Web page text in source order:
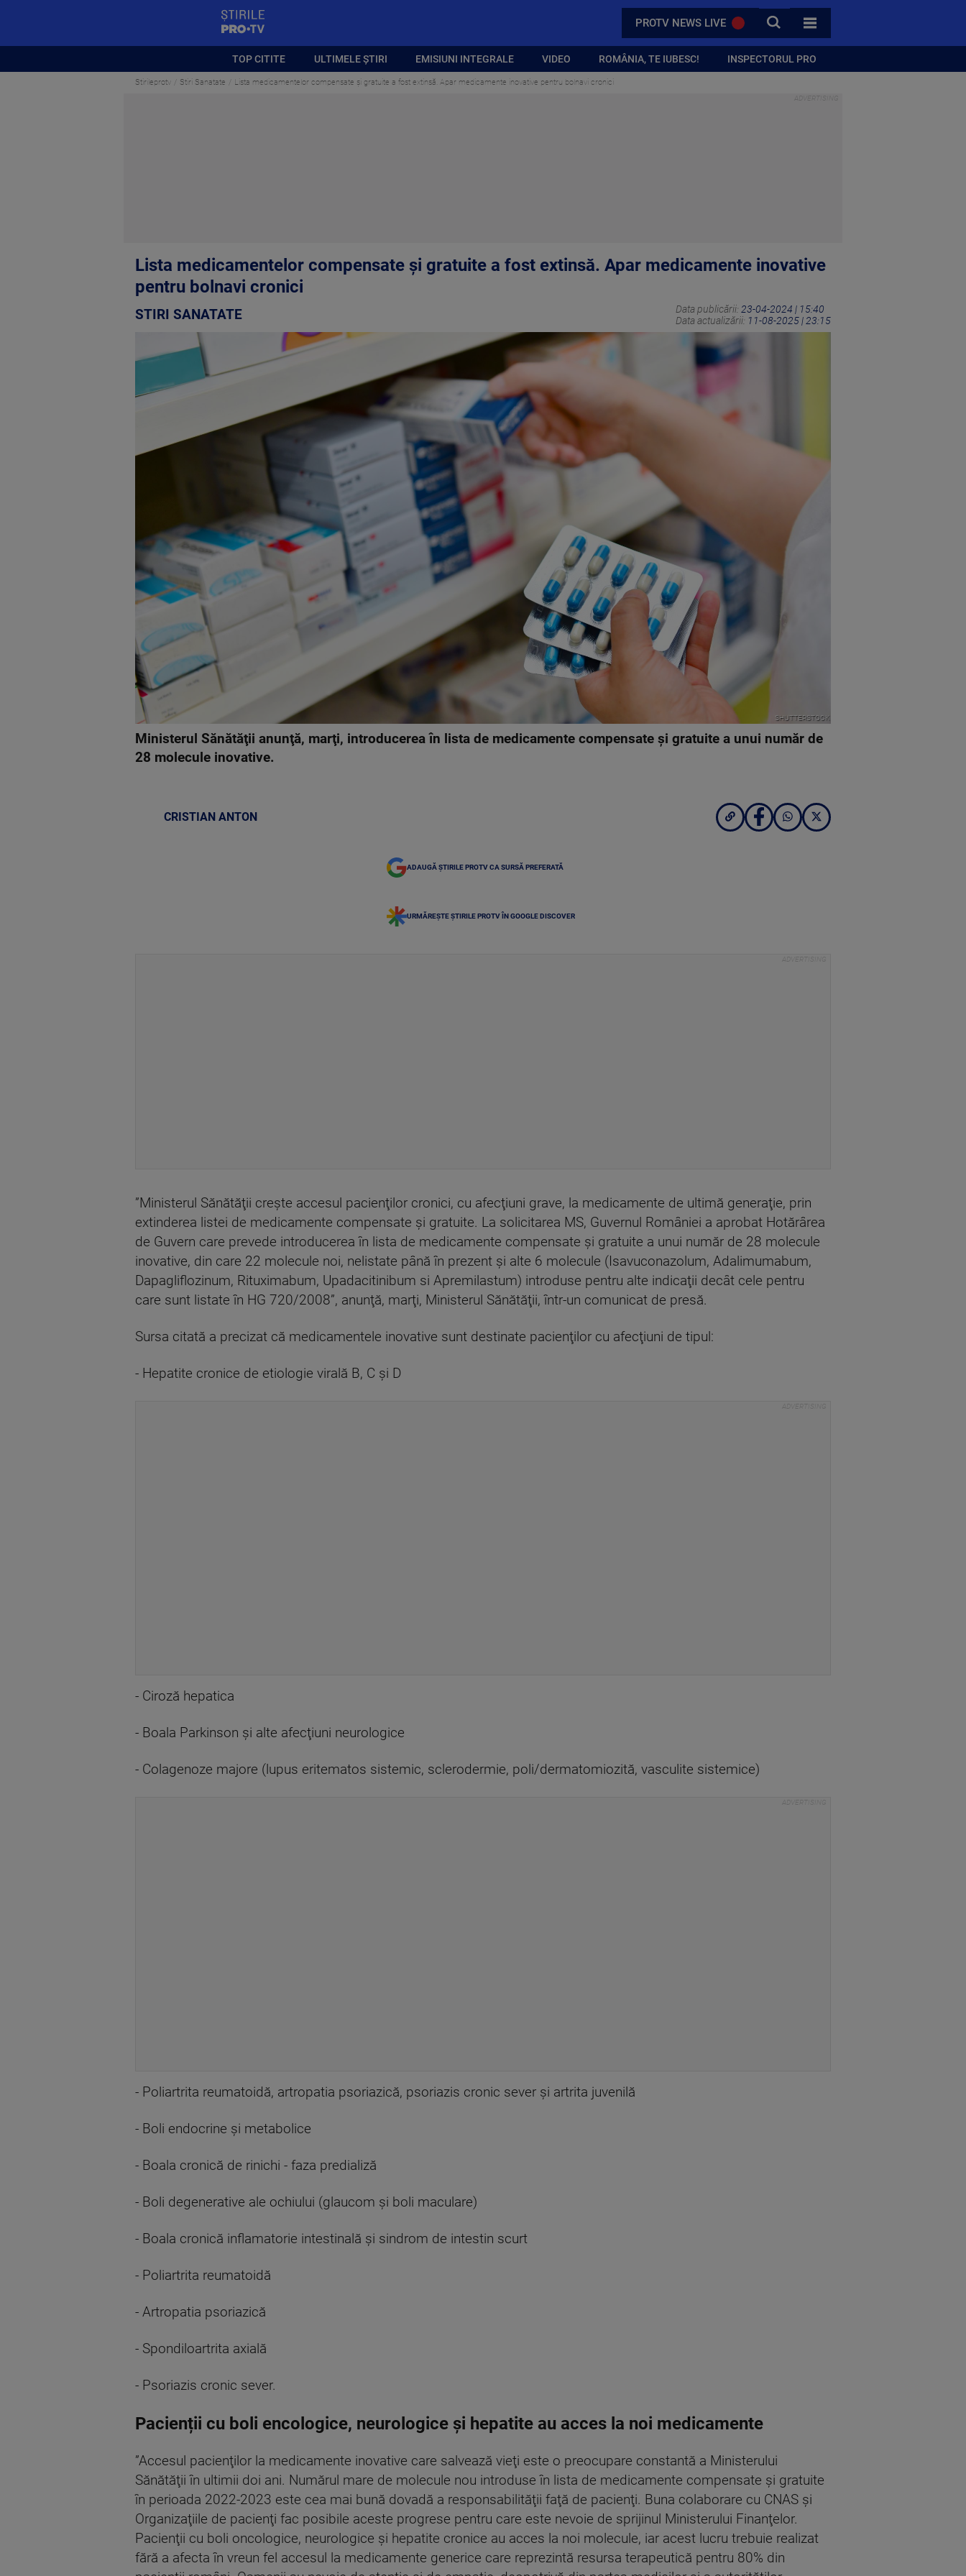
PROTV NEWS LIVE CAUTA
TOATE CATEGORIILE
TOP CITITE ULTIMELE ȘTIRI EMISIUNI INTEGRALE VIDEO ROMÂNIA, TE IUBESC! INSPECTORUL PRO
Stirileprotv Stiri Sanatate Lista medicamentelor compensate și gratuite a fost extinsă. Apar medicamente inovative pentru bolnavi cronici
Lista medicamentelor compensate și gratuite a fost extinsă. Apar medicamente inovative
pentru bolnavi cronici
STIRI SANATATE Data publicării: 23-04-2024 | 15:40
Data actualizării: 11-08-2025 | 23:15
SHUTTERSTOCK
Ministerul Sănătăţii anunţă, marţi, introducerea în lista de medicamente compensate şi gratuite a unui număr de
28 molecule inovative.
CRISTIAN ANTON
ADAUGĂ ȘTIRILE PROTV CA SURSĂ PREFERATĂ
URMĂREȘTE ȘTIRILE PROTV ÎN GOOGLE DISCOVER
”Ministerul Sănătăţii creşte accesul pacienţilor cronici, cu afecţiuni grave, la medicamente de ultimă generaţie, prin
extinderea listei de medicamente compensate şi gratuite. La solicitarea MS, Guvernul României a aprobat Hotărârea
de Guvern care prevede introducerea în lista de medicamente compensate şi gratuite a unui număr de 28 molecule
inovative, din care 22 molecule noi, nelistate până în prezent şi alte 6 molecule (Isavuconazolum, Adalimumabum,
Dapagliflozinum, Rituximabum, Upadacitinibum si Apremilastum) introduse pentru alte indicaţii decât cele pentru
care sunt listate în HG 720/2008”, anunţă, marţi, Ministerul Sănătăţii, într-un comunicat de presă.
Sursa citată a precizat că medicamentele inovative sunt destinate pacienţilor cu afecţiuni de tipul:
- Hepatite cronice de etiologie virală B, C şi D
- Ciroză hepatica
- Boala Parkinson şi alte afecţiuni neurologice
- Colagenoze majore (lupus eritematos sistemic, sclerodermie, poli/dermatomiozită, vasculite sistemice)
- Poliartrita reumatoidă, artropatia psoriazică, psoriazis cronic sever şi artrita juvenilă
- Boli endocrine şi metabolice
- Boala cronică de rinichi - faza predializă
- Boli degenerative ale ochiului (glaucom şi boli maculare)
- Boala cronică inflamatorie intestinală şi sindrom de intestin scurt
- Poliartrita reumatoidă
- Artropatia psoriazică
- Spondiloartrita axială
- Psoriazis cronic sever.
Pacienții cu boli encologice, neurologice și hepatite au acces la noi medicamente
”Accesul pacienţilor la medicamente inovative care salvează vieţi este o preocupare constantă a Ministerului
Sănătăţii în ultimii doi ani. Numărul mare de molecule nou introduse în lista de medicamente compensate şi gratuite
în perioada 2022-2023 este cea mai bună dovadă a responsabilităţii faţă de pacienţi. Buna colaborare cu CNAS şi
Organizaţiile de pacienţi fac posibile aceste progrese pentru care este nevoie de sprijinul Ministerului Finanţelor.
Pacienţii cu boli oncologice, neurologice şi hepatite cronice au acces la noi molecule, iar acest lucru trebuie realizat
fără a afecta în vreun fel accesul la medicamente generice care reprezintă resursa terapeutică pentru 80% din